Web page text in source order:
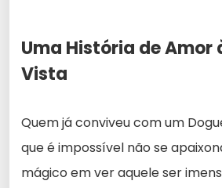
Uma História de Amor
Vista
Quem já conviveu com um
que é impossível não se
mágico em ver aquele ser